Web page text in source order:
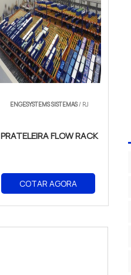
ENGESYSTEMS SISTEMAS/ RJ
PRATELEIRA FLOW RACK
COTAR AGORA